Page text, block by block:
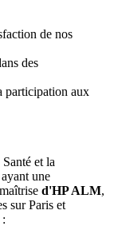
de nos
des
participation aux
et la
ayant une
d'HP ALM,
sur Paris et